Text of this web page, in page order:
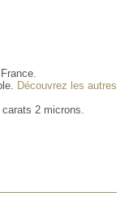
Découvrez les autres
2 microns.